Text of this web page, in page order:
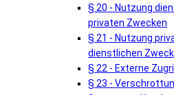
§ 20 - Nutzung
privaten Zwecken
§ 21 - Nutzung
dienstlichen
§ 22 - Externe
§ 23 -